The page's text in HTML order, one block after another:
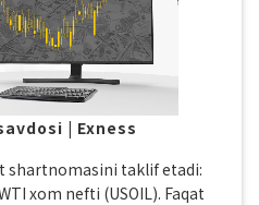
| Exness
shartnomasini taklif etadi:
xom nefti (USOIL). Faqat